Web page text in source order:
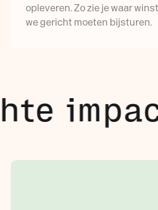
opleveren. Zo zie je waar
we gericht moeten bijsturen.
impact